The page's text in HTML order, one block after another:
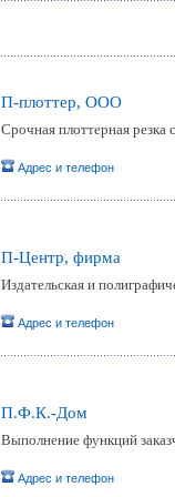
П-плоттер, ООО
Срочная плоттерная
Адрес и телефон
П-Центр, фирма
Издательская и
Адрес и телефон
П.Ф.К.-Дом
Выполнение функций
Адрес и телефон